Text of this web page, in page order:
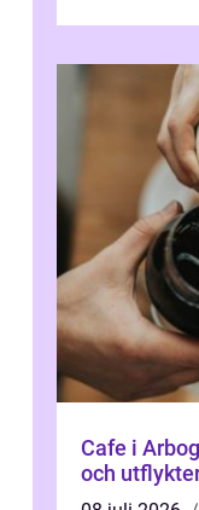
Cafe i
och